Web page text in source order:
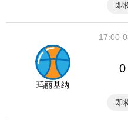
即
17:00
玛丽基纳
0
即